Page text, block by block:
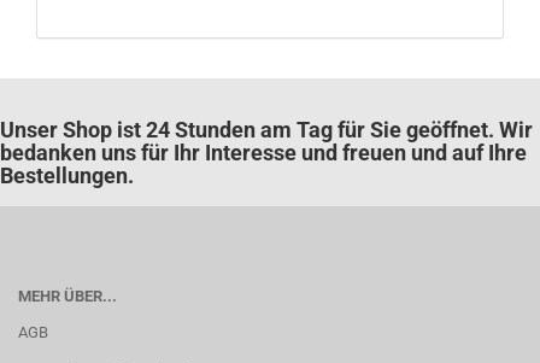
Unser Shop ist 24 Stunden am Tag für Sie geöffnet. Wir
bedanken uns für Ihr Interesse und freuen und auf Ihre
Bestellungen.
MEHR ÜBER...
AGB